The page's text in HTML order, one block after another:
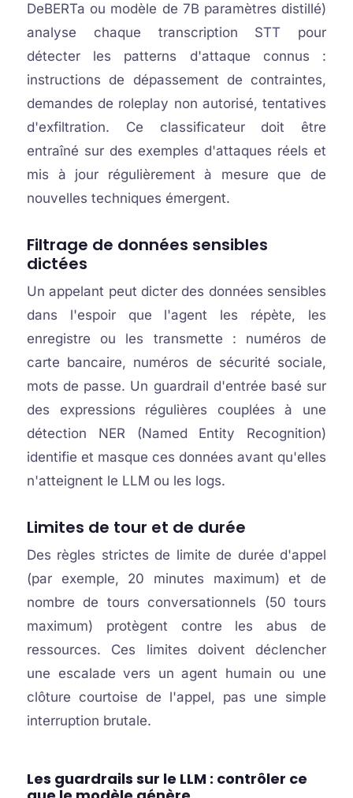
DeBERTa ou modèle de 7B paramètres distillé)
analyse chaque transcription STT pour
détecter les patterns d'attaque connus :
instructions de dépassement de contraintes,
demandes de roleplay non autorisé, tentatives
d'exfiltration. Ce classificateur doit être
entraîné sur des exemples d'attaques réels et
mis à jour régulièrement à mesure que de
nouvelles techniques émergent.
Filtrage de données sensibles
dictées
Un appelant peut dicter des données sensibles
dans l'espoir que l'agent les répète, les
enregistre ou les transmette : numéros de
carte bancaire, numéros de sécurité sociale,
mots de passe. Un guardrail d'entrée basé sur
des expressions régulières couplées à une
détection NER (Named Entity Recognition)
identifie et masque ces données avant qu'elles
n'atteignent le LLM ou les logs.
Limites de tour et de durée
Des règles strictes de limite de durée d'appel
(par exemple, 20 minutes maximum) et de
nombre de tours conversationnels (50 tours
maximum) protègent contre les abus de
ressources. Ces limites doivent déclencher
une escalade vers un agent humain ou une
clôture courtoise de l'appel, pas une simple
interruption brutale.
Les guardrails sur le LLM : contrôler ce